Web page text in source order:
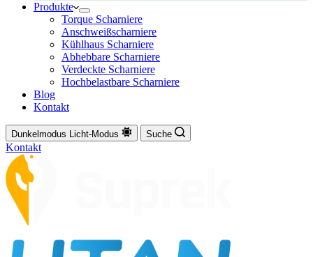
Produkte
Torque Scharniere
Anschweißscharniere
Kühlhaus Scharniere
Abhebbare Scharniere
Verdeckte Scharniere
Hochbelastbare Scharniere
Blog
Kontakt
Dunkelmodus Licht-Modus Suche
Kontakt